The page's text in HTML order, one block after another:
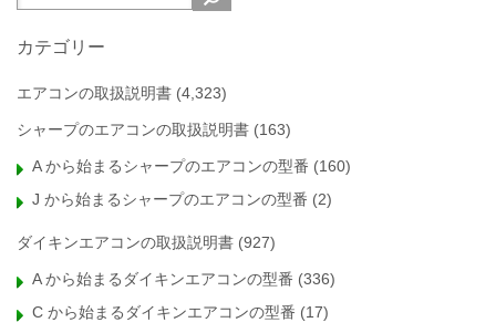
カテゴリー
エアコンの取扱説明書 (4,323)
シャープのエアコンの取扱説明書 (163)
A から始まるシャープのエアコンの型番 (160)
J から始まるシャープのエアコンの型番 (2)
ダイキンエアコンの取扱説明書 (927)
A から始まるダイキンエアコンの型番 (336)
C から始まるダイキンエアコンの型番 (17)